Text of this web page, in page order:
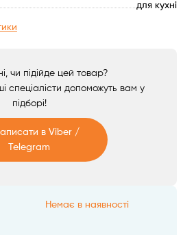
для кухні
чи підійде цей товар?
спеціалісти допоможуть вам у
підборі!
в Viber /
Telegram
Немає в наявності